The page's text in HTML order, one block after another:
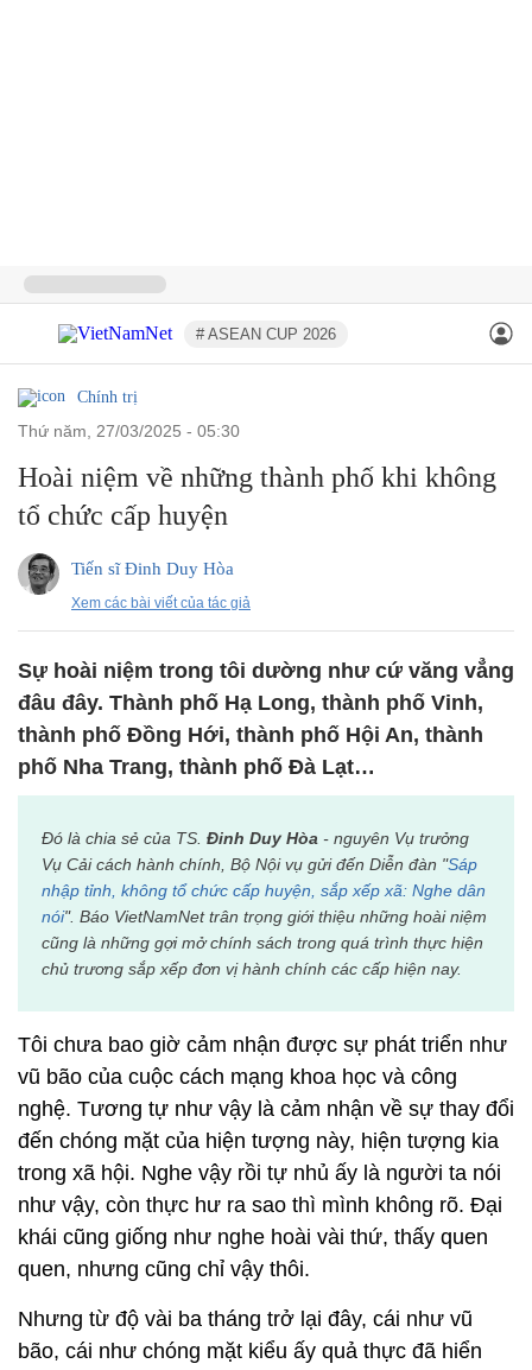
# ASEAN CUP 2026
Chính trị
thứ năm, 27/03/2025 - 05:30
Hoài niệm về những thành phố khi không
tổ chức cấp huyện
Tiến sĩ Đinh Duy Hòa
Xem các bài viết của tác giả
Sự hoài niệm trong tôi dường như cứ văng vẳng
đâu đây. Thành phố Hạ Long, thành phố Vinh,
thành phố Đồng Hới, thành phố Hội An, thành
phố Nha Trang, thành phố Đà Lạt…
Đó là chia sẻ của TS. Đinh Duy Hòa - nguyên Vụ trưởng
Vụ Cải cách hành chính, Bộ Nội vụ gửi đến Diễn đàn "Sáp
nhập tỉnh, không tổ chức cấp huyện, sắp xếp xã: Nghe dân
nói". Báo VietNamNet trân trọng giới thiệu những hoài niệm
cũng là những gợi mở chính sách trong quá trình thực hiện
chủ trương sắp xếp đơn vị hành chính các cấp hiện nay.
Tôi chưa bao giờ cảm nhận được sự phát triển như
vũ bão của cuộc cách mạng khoa học và công
nghệ. Tương tự như vậy là cảm nhận về sự thay đổi
đến chóng mặt của hiện tượng này, hiện tượng kia
trong xã hội. Nghe vậy rồi tự nhủ ấy là người ta nói
như vậy, còn thực hư ra sao thì mình không rõ. Đại
khái cũng giống như nghe hoài vài thứ, thấy quen
quen, nhưng cũng chỉ vậy thôi.
Nhưng từ độ vài ba tháng trở lại đây, cái như vũ
bão, cái như chóng mặt kiểu ấy quả thực đã hiển